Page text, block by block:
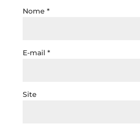
Nome *
E-mail *
Site